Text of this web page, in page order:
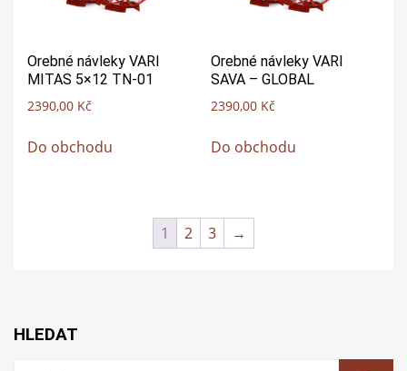
Orebné návleky VARI
MITAS 5×12 TN-01
2390,00 Kč
Do obchodu
Orebné návleky VARI
SAVA – GLOBAL
2390,00 Kč
Do obchodu
1 2 3 →
HLEDAT